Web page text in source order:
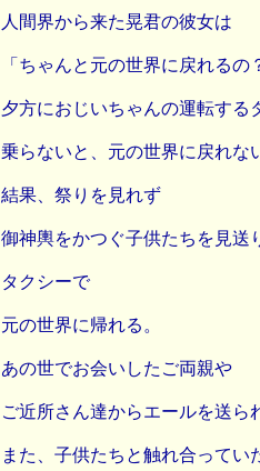
人間界から来た晃君の彼女は
「ちゃんと元の世界に戻れる
夕方におじいちゃんの運転する
乗らないと、元の世界に戻れな
結果、祭りを見れず
御神輿をかつぐ子供たちを見送
タクシーで
元の世界に帰れる。
あの世でお会いしたご両親や
ご近所さん達からエールを送ら
また、子供たちと触れ合ってい